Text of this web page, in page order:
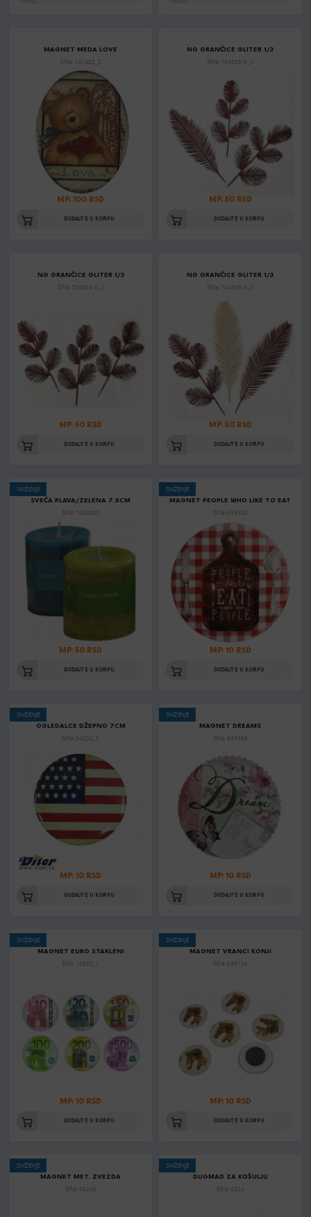
MAGNET MEDA LOVE
Šifra: 147402_2
MP: 100 RSD
DODAJTE U KORPU
NG GRANČICE GLITER 1/3
Šifra: 734635-6_1
MP: 50 RSD
DODAJTE U KORPU
NG GRANČICE GLITER 1/3
Šifra: 734635-6_2
MP: 50 RSD
DODAJTE U KORPU
NG GRANČICE GLITER 1/3
Šifra: 734635-6_3
MP: 50 RSD
DODAJTE U KORPU
SNIŽENJE
SVEĆA PLAVA/ZELENA 7.5CM
Šifra: 7459000
MP: 50 RSD
DODAJTE U KORPU
SNIŽENJE
MAGNET PEOPLE WHO LIKE TO EAT
Šifra: 639338
MP: 10 RSD
DODAJTE U KORPU
SNIŽENJE
OGLEDALCE DŽEPNO 7CM
Šifra: 24220_5
MP: 10 RSD
DODAJTE U KORPU
SNIŽENJE
MAGNET DREAMS
Šifra: 639369
MP: 10 RSD
DODAJTE U KORPU
SNIŽENJE
MAGNET EURO STAKLENI
Šifra: 18980_1
MP: 10 RSD
DODAJTE U KORPU
SNIŽENJE
MAGNET VRANCI KONJI
Šifra: 639156
MP: 10 RSD
DODAJTE U KORPU
SNIŽENJE
MAGNET MET. ZVEZDA
Šifra: 86236
SNIŽENJE
DUGMAD ZA KOŠULJU
Šifra: 4324